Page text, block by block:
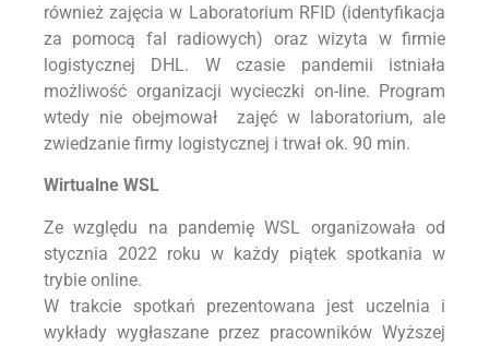
również zajęcia w Laboratorium RFID (identyfikacja
za pomocą fal radiowych) oraz wizyta w firmie
logistycznej DHL. W czasie pandemii istniała
możliwość organizacji wycieczki on-line. Program
wtedy nie obejmował zajęć w laboratorium, ale
zwiedzanie firmy logistycznej i trwał ok. 90 min.
Wirtualne WSL
Ze względu na pandemię WSL organizowała od
stycznia 2022 roku w każdy piątek spotkania w
trybie online.
W trakcie spotkań prezentowana jest uczelnia i
wykłady wygłaszane przez pracowników Wyższej